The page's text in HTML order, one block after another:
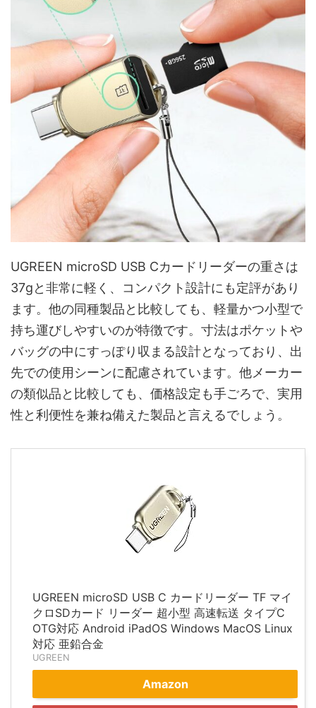
UGREEN microSD USB Cカードリーダーの重さは
37gと非常に軽く、コンパクト設計にも定評があり
ます。他の同種製品と比較しても、軽量かつ小型で
持ち運びしやすいのが特徴です。寸法はポケットや
バッグの中にすっぽり収まる設計となっており、出
先での使用シーンに配慮されています。他メーカー
の類似品と比較しても、価格設定も手ごろで、実用
性と利便性を兼ね備えた製品と言えるでしょう。
UGREEN microSD USB C カードリーダー TF マイ
クロSDカード リーダー 超小型 高速転送 タイプC
OTG対応 Android iPadOS Windows MacOS Linux
対応 亜鉛合金
UGREEN
Amazon